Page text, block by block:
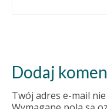
Dodaj
Twój adres e-mail